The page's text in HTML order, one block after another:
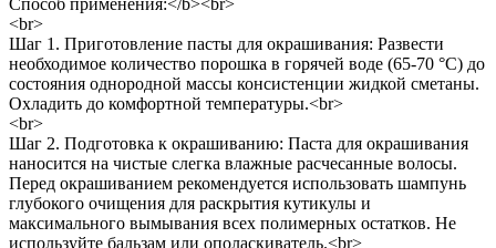
Способ применения:</b><br>
<br>
Шаг 1. Приготовление пасты для окрашивания: Развести
необходимое количество порошка в горячей воде (65-70 °С) до
состояния однородной массы консистенции жидкой сметаны.
Охладить до комфортной температуры.<br>
<br>
Шаг 2. Подготовка к окрашиванию: Паста для окрашивания
наносится на чистые слегка влажные расчесанные волосы.
Перед окрашиванием рекомендуется использовать шампунь
глубокого очищения для раскрытия кутикулы и
максимального вымывания всех полимерных остатков. Не
используйте бальзам или ополаскиватель.<br>